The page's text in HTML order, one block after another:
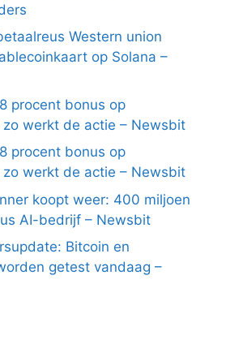
Western union
op Solana –
procent bonus op
werkt de actie – Newsbit
procent bonus op
werkt de actie – Newsbit
koopt weer: 400 miljoen
AI-bedrijf – Newsbit
Bitcoin en
getest vandaag –